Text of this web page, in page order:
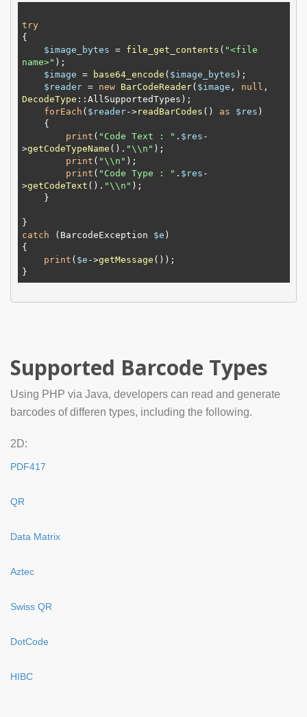
try
{
$image_bytes = file_get_contents ( "<file
name>" );
$image = base64_encode ( $image_bytes );
$reader = new BarCodeReader( $image , null
DecodeType :: AllSupportedTypes );
forEach ( $reader->readBarCodes () as $res )
print ( "Code Text : " . $res -
>getCodeTypeName (). "\\n" );
print ( "\\n" );
print ( "Code Type : " . $res -
>getCodeText (). "\\n" );
catch (BarcodeException $e )
{
print ( $e ->getMessage ());
Supported Barcode Types
Using PHP via Java, developers can read and generate
barcodes of differen types, including the following.
2D:
PDF417
QR
Data Matrix
Aztec
Swiss QR
DotCode
HIBC